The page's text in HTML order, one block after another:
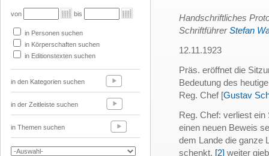
von bis
in Personen suchen
in Körperschaften suchen
in Editionstexten suchen
in den Kategorien suchen
in der Zeitleiste suchen
in Themen suchen
Handschriftliches
SchriftführerStefan
12.11.1923
Präs. eröffnet die
Bedeutung des
Reg. Chef [Gustav
Reg. Chef: verliest
einen neuen Beweis
dem Lande die ganze
schenkt, [2] weiter